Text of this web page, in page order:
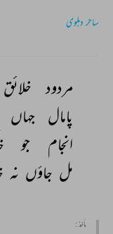
ساحر دہلوی
مردود خلائق
پامال
جہاں
انجام
جو
مل جاؤں نہ
مأخذ :